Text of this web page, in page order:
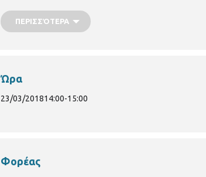
ΠΕΡΙΣΣΌΤΕΡΑ
Ώρα
23/03/201814:00-15:00
Φορέας